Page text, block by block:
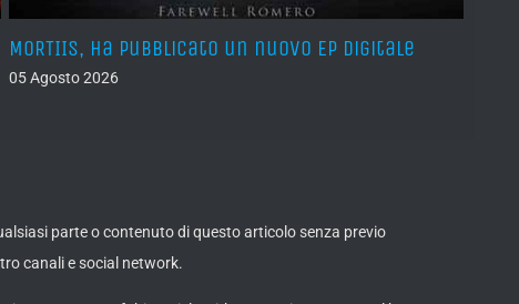
MORTIIS, ha pubblicato un nuovo EP digitale
05 Agosto 2026
parte o contenuto di questo articolo senza previo
canali e social network.